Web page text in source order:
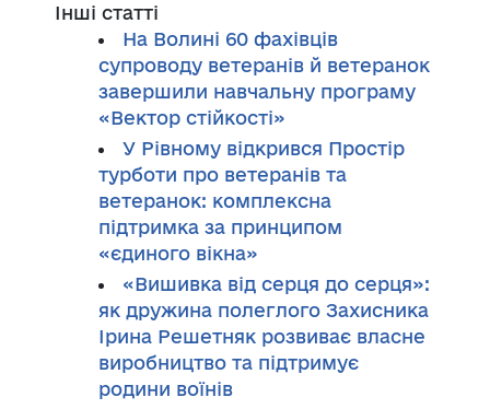
Інші статті
На Волині 60 фахівців
супроводу ветеранів й ветеранок
завершили навчальну програму
«Вектор стійкості»
У Рівному відкрився Простір
турботи про ветеранів та
ветеранок: комплексна
підтримка за принципом
«єдиного вікна»
«Вишивка від серця до серця»:
як дружина полеглого Захисника
Ірина Решетняк розвиває власне
виробництво та підтримує
родини воїнів